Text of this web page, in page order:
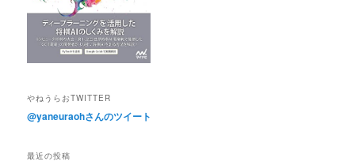
やねうらおTWITTER
@yaneuraohさんのツイート
最近の投稿